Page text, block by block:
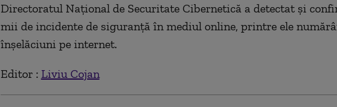
Directoratul Național de Securitate Cibernetică a detectat și conf
mii de incidente de siguranță în mediul online, printre ele
înșelăciuni pe internet.
Editor : Liviu Cojan